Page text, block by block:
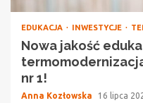
EDUKACJA INWESTYCJE
Nowa jakość
nr 1!
Anna Kozłowska 16 lipca